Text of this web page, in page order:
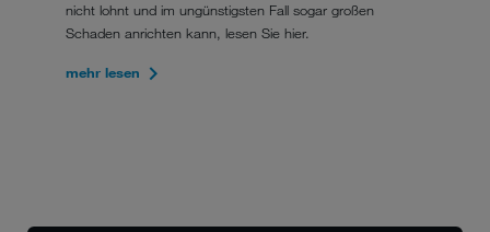
nicht lohnt und im ungünstigsten Fall sogar großen
Schaden anrichten kann, lesen Sie hier.
mehr lesen